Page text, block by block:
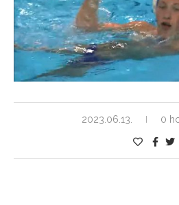
2023.06.13. 0